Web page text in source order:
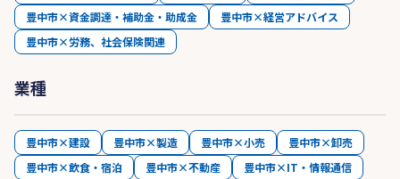
豊中市×資金調達・補助金・助成金
豊中市×経営アドバイス
豊中市×労務、社会保険関連
業種
豊中市×建設 豊中市×製造 豊中市×小売
豊中市×卸売
豊中市×飲食・宿泊
豊中市×不動産
豊中市×IT・情報通信